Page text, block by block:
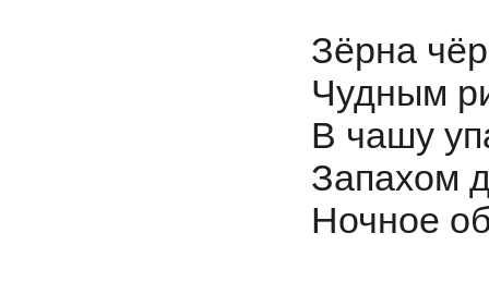
Зёрна
Чудным
В чашу
Запахом
Ночное